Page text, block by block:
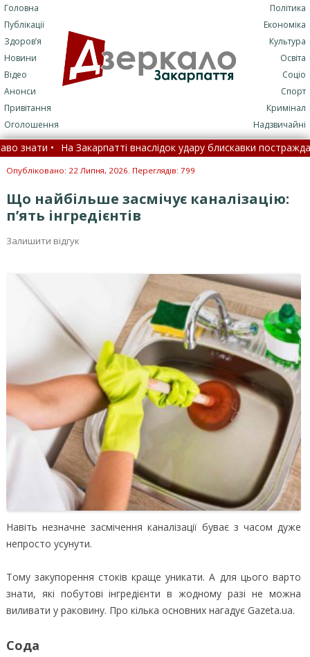
Головна
Публікації
Здоров’я
Новини
Відео
Анонси
Привітання
Оголошення
Політика
Економіка
Культура
Освіта
Соціо
Спорт
Кримінал
Надзвичайні
• На Закарпатті внаслідок удару блискавки постраждали
МОЗ назвало цифри • Замість спеки йде стихія: що
Опубліковано: 22 Липня, 2026. Переглядів: 799
Що найбільше засмічує каналізацію:
п’ять інгредієнтів
Залишити відгук
Навіть незначне засмічення каналізації буває з часом дуже
непросто усунути.
Тому закупорення стоків краще уникати. А для цього варто
знати, які побутові інгредієнти в жодному разі не можна
виливати у раковину. Про кілька основних нагадує Gazeta.ua.
Сода